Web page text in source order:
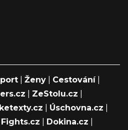
Ženy Cestování|
ZeStolu.cz
Úschovna.cz
Fights.cz Dokina.cz